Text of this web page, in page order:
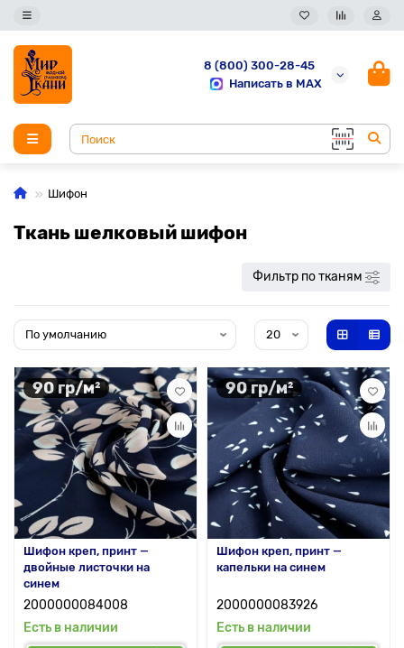
8 (800) 300-28-45
Написать в MAX
Шифон
Ткань шелковый шифон
Фильтр по тканям
90 гр/м²
Шифон креп, принт —
двойные листочки на
синем
2000000084008
Есть в наличии
90 гр/м²
Шифон креп, принт —
капельки на синем
2000000083926
Есть в наличии